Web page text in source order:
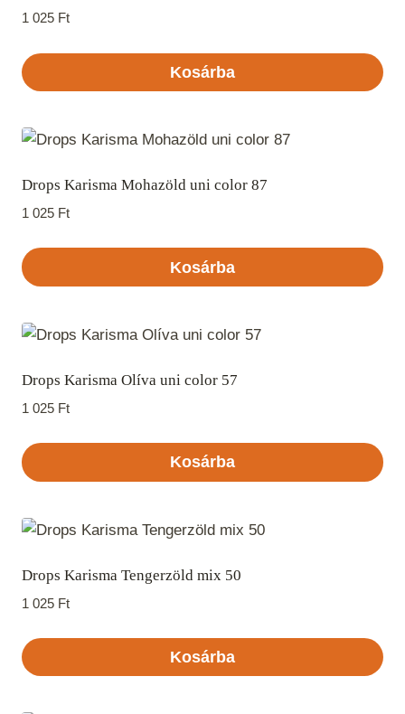
1 025 Ft
Kosárba
Drops Karisma Mohazöld uni color 87
1 025 Ft
Kosárba
Drops Karisma Olíva uni color 57
1 025 Ft
Kosárba
Drops Karisma Tengerzöld mix 50
1 025 Ft
Kosárba